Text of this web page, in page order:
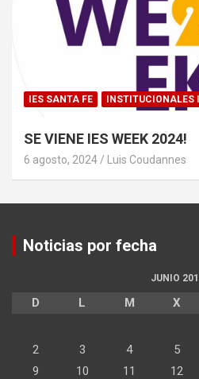
IES SANTA FE INSTITUCIONALES
SE VIENE IES WEEK 2024!
6 agosto, 2024 Luis Coudannes
Noticias por fecha
JUNIO
D L M X
2
3 4 5
9
10 11 12